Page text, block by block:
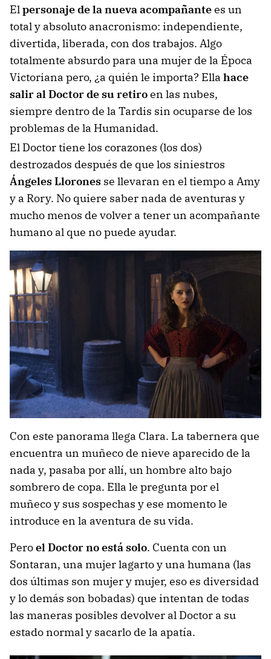
Elpersonaje de la nueva acompañantees un
total y absoluto anacronismo: independiente,
divertida, liberada, con dos trabajos. Algo
totalmente absurdo para una mujer de la Época
Victoriana pero, ¿a quién le importa? Ella hace
salir al Doctor de su retiroen las nubes,
siempre dentro de la Tardis sin ocuparse de los
problemas de la Humanidad.
El Doctor tiene los corazones (los dos)
destrozados después de que los siniestros
Ángeles Llorones se llevaran en el tiempo a Amy
y a Rory. No quiere saber nada de aventuras y
mucho menos de volver a tener un acompañante
humano al que no puede ayudar.
Con este panorama llega Clara. La tabernera que
encuentra un muñeco de nieve aparecido de la
nada y, pasaba por allí, un hombre alto bajo
sombrero de copa. Ella le pregunta por el
muñeco y sus sospechas y ese momento le
introduce en la aventura de su vida.
Peroel Doctor no está solo. Cuenta con un
Sontaran, una mujer lagarto y una humana (las
dos últimas son mujer y mujer, eso es diversidad
y lo demás son bobadas) que intentan de todas
las maneras posibles devolver al Doctor a su
estado normal y sacarlo de la apatía.